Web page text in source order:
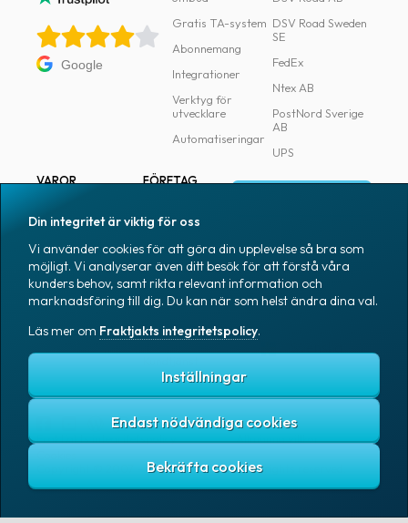
Google
Gratis TA-system
Abonnemang
Integrationer
Verktyg för
utvecklare
Automatiseringar
DSV Road Sweden
SE
FedEx
Ntex AB
PostNord Sverige
AB
UPS
VAROR
Märkning
Emballage
Emballagetillbehör
Kontorsvaror
FÖRETAG
Pressrum
Medarbetare
Jobb & karriär
Nyhetsarkiv
Blogg
Skapa konto
Fraktjakts integritetspolicy
Allmänna villkor
Copyright © 2007 – 2026 Fraktjakt AB. All rights reserved.
Din integritet är viktig för oss
Vi använder cookies för att göra din upplevelse så bra som
möjligt. Vi analyserar även ditt besök för att förstå våra
kunders behov, samt rikta relevant information och
marknadsföring till dig. Du kan när som helst ändra dina val.
Läs mer om Fraktjakts integritetspolicy.
Inställningar
Endast nödvändiga cookies